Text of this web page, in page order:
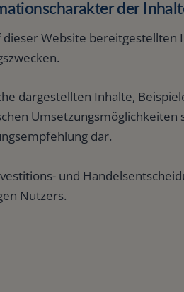
der
dieser Website bereitgestellten
dargestellten Inhalte,
dar.
und
Nutzers.